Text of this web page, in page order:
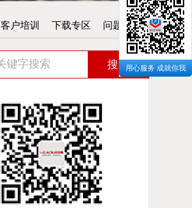
客户培训 下载专区 问题反馈
搜索用心服务 成就你我